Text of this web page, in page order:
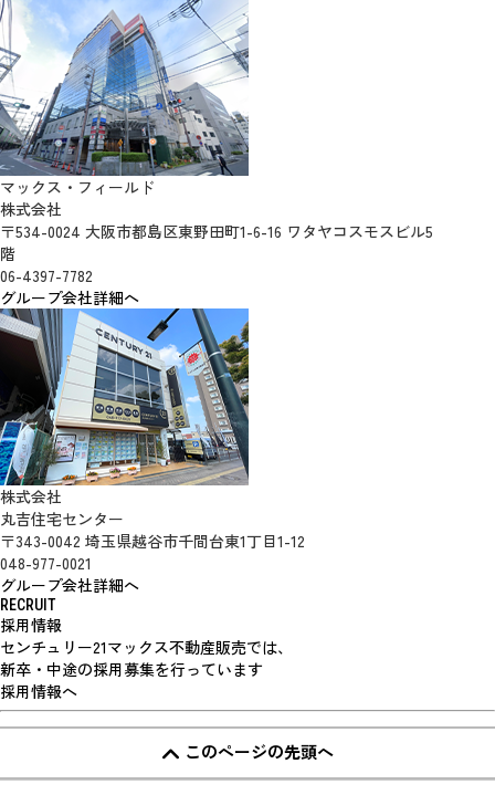
マックス・フィールド
株式会社
〒534-0024 大阪市都島区東野田町1-6-16 ワタヤコスモスビル5
階
06-4397-7782
グループ会社詳細へ
株式会社
丸吉住宅センター
〒343-0042 埼玉県越谷市千間台東1丁目1-12
048-977-0021
グループ会社詳細へ
RECRUIT
採用情報
センチュリー21マックス不動産販売では、
新卒・中途の採用募集を行っています
採用情報へ
このページの先頭へ